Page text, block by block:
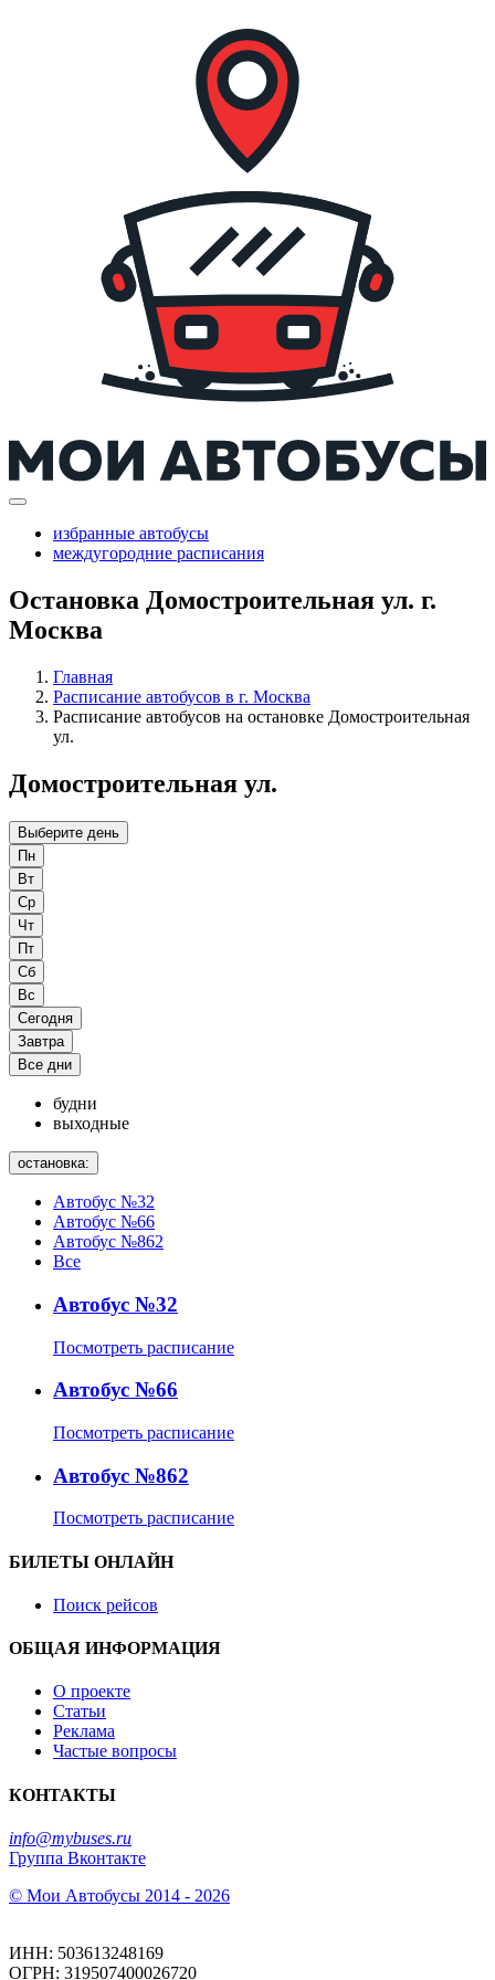
избранные автобусы
междугородние расписания
Остановка Домостроительная ул. г.
Москва
Главная
Расписание автобусов в г. Москва
Расписание автобусов на остановке Домостроительная
ул.
Домостроительная ул.
Выберите день
Пн
Вт
Ср
Чт
Пт
Сб
Вс
Сегодня
Завтра
Все дни
будни
выходные
остановка:
Автобус №32
Автобус №66
Автобус №862
Все
Автобус №32
Посмотреть расписание
Автобус №66
Посмотреть расписание
Автобус №862
Посмотреть расписание
БИЛЕТЫ ОНЛАЙН
Поиск рейсов
ОБЩАЯ ИНФОРМАЦИЯ
О проекте
Статьи
Реклама
Частые вопросы
КОНТАКТЫ
info@mybuses.ru
Группа Вконтакте
© Мои Автобусы 2014 - 2026
ИНН: 503613248169
ОГРН: 319507400026720